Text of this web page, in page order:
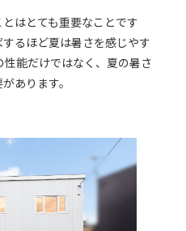
はとても重要なことです
るほど夏は暑さを感じやす
性能だけではなく、夏の暑さ
あります。